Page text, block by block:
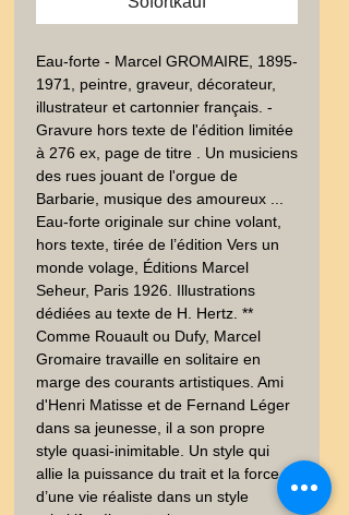
Eau-forte - Marcel GROMAIRE, 1895-
1971, peintre, graveur, décorateur,
illustrateur et cartonnier français. -
Gravure hors texte de l'édition limitée
à 276 ex, page de titre . Un musiciens
des rues jouant de l'orgue de
Barbarie, musique des amoureux ...
Eau-forte originale sur chine volant,
hors texte, tirée de l’édition Vers un
monde volage, Éditions Marcel
Seheur, Paris 1926. Illustrations
dédiées au texte de H. Hertz. **
Comme Rouault ou Dufy, Marcel
Gromaire travaille en solitaire en
marge des courants artistiques. Ami
d'Henri Matisse et de Fernand Léger
dans sa jeunesse, il a son propre
style quasi-inimitable. Un style qui
allie la puissance du trait et la force
d’une vie réaliste dans un style